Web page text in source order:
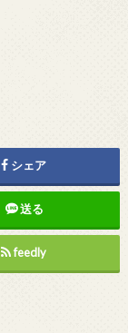
シェア
送る
feedly